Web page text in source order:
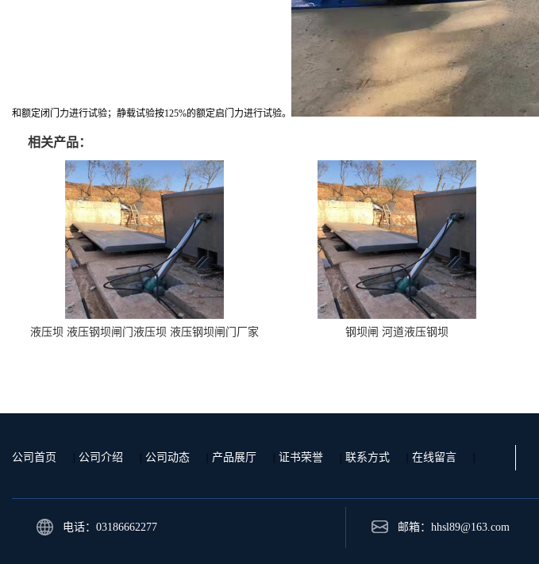
和额定闭门力进行试验；静载试验按125%的额定启门力进行试验。
相关产品：
液压坝 液压钢坝闸门液压坝 液压钢坝闸门厂家 钢坝闸 河道液压钢坝
公司首页 公司介绍 公司动态 产品展厅 证书荣誉 联系方式 在线留言
电话：03186662277 邮箱： hhsl89@163.com